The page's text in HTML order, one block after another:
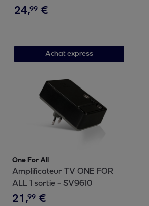
24,99 €
Achat express
One For All
Amplificateur TV ONE FOR
ALL 1 sortie - SV9610
21,99 €